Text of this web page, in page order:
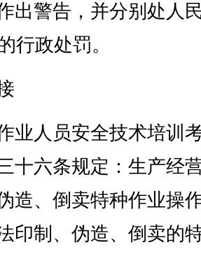
出警告，并分别处人
行政处罚。
人员安全技术培训
十六条规定：生产经
造、倒卖特种作业操
印制、伪造、倒卖的